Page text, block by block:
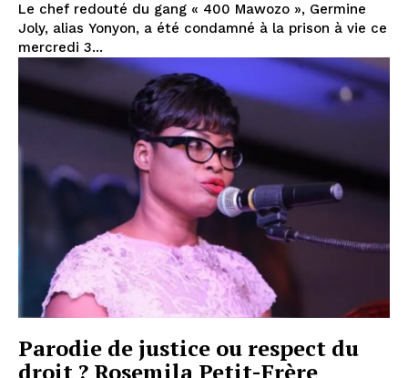
Le chef redouté du gang « 400 Mawozo », Germine
Joly, alias Yonyon, a été condamné à la prison à vie ce
mercredi 3...
Parodie de justice ou respect du
droit ? Rosemila Petit-Frère